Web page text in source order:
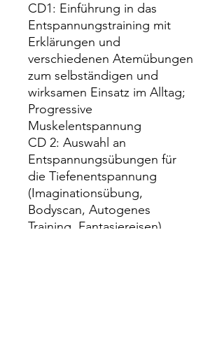
CD1: Einführung in das
Entspannungstraining mit
Erklärungen und
verschiedenen Atemübungen
zum selbständigen und
wirksamen Einsatz im Alltag;
Progressive
Muskelentspannung
CD 2: Auswahl an
Entspannungsübungen für
die Tiefenentspannung
(Imaginationsübung,
Bodyscan, Autogenes
Training, Fantasiereisen)